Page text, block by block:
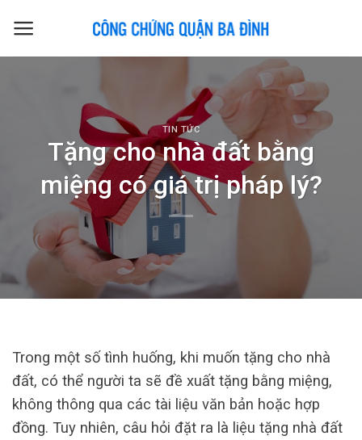
TIN TỨC
Tặng cho nhà đất bằng
miệng có giá trị pháp lý?
Trong một số tình huống, khi muốn tặng cho nhà
đất, có thể người ta sẽ đề xuất tặng bằng miệng,
không thông qua các tài liệu văn bản hoặc hợp
đồng. Tuy nhiên, câu hỏi đặt ra là liệu tặng nhà đất